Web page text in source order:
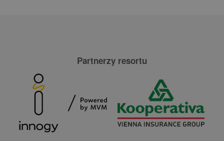
Partnerzy resortu